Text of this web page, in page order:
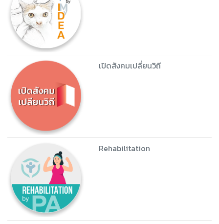
เปิดสังคมเปลี่ยนวิถี
Rehabilitation